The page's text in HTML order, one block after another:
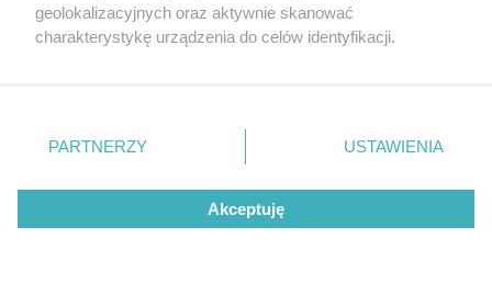
Żaden utwór zamieszczony w serwisie nie może być powielany i
rozpowszechniany lub dalej rozpowszechniany w jakikolwiek sposób (w
eksploatacji w jakiejkolwiek formie, włącznie z umieszczaniem w
Internecie bez pisemnej zgody właściciela praw. Jakiekolwiek użycie lub
wykorzystanie utworów w całości lub w części z naruszeniem prawa,
geolokalizacyjnych oraz aktywnie skanować
charakterystykę urządzenia do celów identyfikacji.
zmienić/wycofać klikając przycisk ustawień prywatności
znajdujący się w lewym dolnym rogu strony
rodzaje przetwarzania danych nie wymagają zgody
użytkownika, ale masz prawo sprzeciwić się takiemu
przetwarzaniu. Preferencje będą miały zastosowanie tylko
PARTNERZY USTAWIENIA
Akceptuję